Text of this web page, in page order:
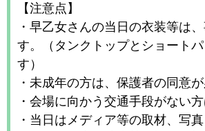
【注意点】
・早乙女さんの当日の衣装等は
す。（タンクトップとショート
す）
・未成年の方は、保護者の同意が
・会場に向かう交通手段がない
・当日はメディア等の取材、写